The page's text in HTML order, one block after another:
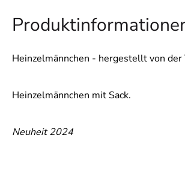
Heinzelmännchen - hergestellt von
Heinzelmännchen mit Sack.
Neuheit 2024